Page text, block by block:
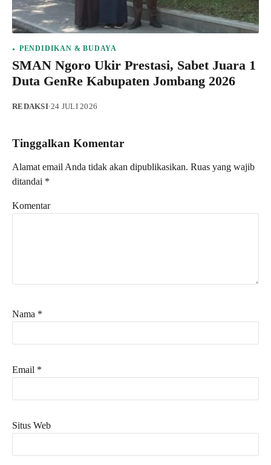
PENDIDIKAN & BUDAYA
SMAN Ngoro Ukir Prestasi, Sabet Juara 1
Duta GenRe Kabupaten Jombang 2026
REDAKSI·24 JULI 2026
Tinggalkan Komentar
Alamat email Anda tidak akan dipublikasikan. Ruas yang wajib
ditandai *
Komentar
Nama *
Email *
Situs Web